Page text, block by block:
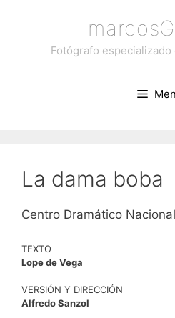
contenidoFotógrafo
La dama boba
Centro Dramático Nacional
TEXTO
Lope de Vega
VERSIÓN Y DIRECCIÓN
Alfredo Sanzol